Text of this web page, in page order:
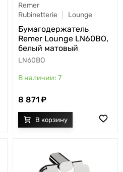
Remer
Rubinetterie
Lounge
Бумагодержатель
Remer Lounge LN60BO,
белый матовый
LN60BO
7
8 871